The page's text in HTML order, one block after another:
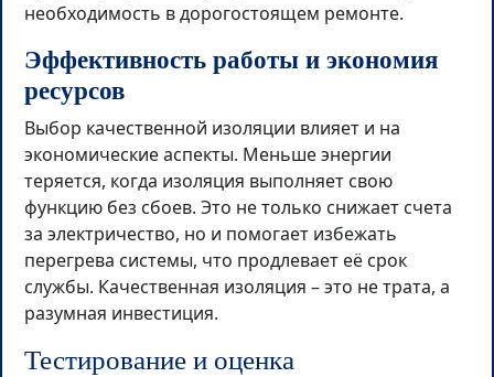
необходимость в дорогостоящем ремонте.
Эффективность работы и экономия
ресурсов
Выбор качественной изоляции влияет и на
экономические аспекты. Меньше энергии
теряется, когда изоляция выполняет свою
функцию без сбоев. Это не только снижает счета
за электричество, но и помогает избежать
перегрева системы, что продлевает её срок
службы. Качественная изоляция – это не трата, а
разумная инвестиция.
Тестирование и оценка